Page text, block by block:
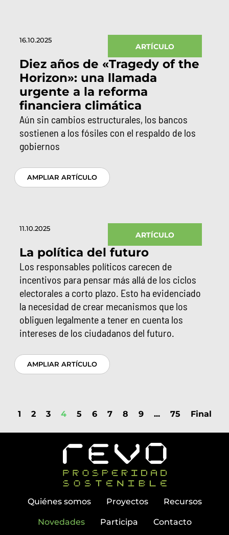
16.10.2025
ARTÍCULO
Diez años de «Tragedy of the
Horizon»: una llamada
urgente a la reforma
financiera climática
Aún sin cambios estructurales, los bancos
sostienen a los fósiles con el respaldo de los
gobiernos
AMPLIAR ARTÍCULO
11.10.2025
ARTÍCULO
La política del futuro
Los responsables políticos carecen de
incentivos para pensar más allá de los ciclos
electorales a corto plazo. Esto ha evidenciado
la necesidad de crear mecanismos que los
obliguen legalmente a tener en cuenta los
intereses de los ciudadanos del futuro.
AMPLIAR ARTÍCULO
1 2 3 4 5 6 7 8 9 ... 75 Final
Quiénes somos Proyectos Recursos
Novedades Participa Contacto